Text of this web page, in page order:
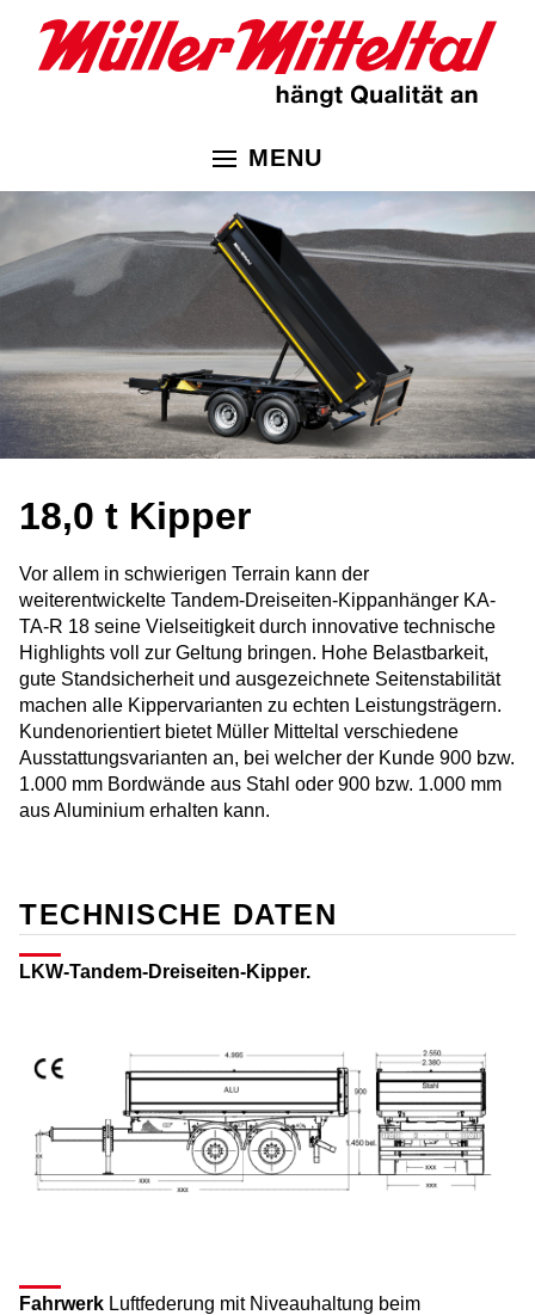
MENU
18,0 t Kipper
Vor allem in schwierigen Terrain kann der
weiterentwickelte Tandem-Dreiseiten-Kippanhänger KA-
TA-R 18 seine Vielseitigkeit durch innovative technische
Highlights voll zur Geltung bringen. Hohe Belastbarkeit,
gute Standsicherheit und ausgezeichnete Seitenstabilität
machen alle Kippervarianten zu echten Leistungsträgern.
Kundenorientiert bietet Müller Mitteltal verschiedene
Ausstattungsvarianten an, bei welcher der Kunde 900 bzw.
1.000 mm Bordwände aus Stahl oder 900 bzw. 1.000 mm
aus Aluminium erhalten kann.
TECHNISCHE DATEN
LKW-Tandem-Dreiseiten-Kipper.
Fahrwerk Luftfederung mit Niveauhaltung beim